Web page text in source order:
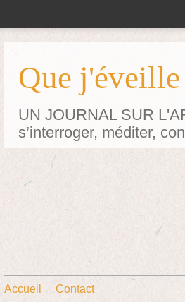
Que
UN JOURNAL SUR
s’interroger, méditer,
Accueil Contact